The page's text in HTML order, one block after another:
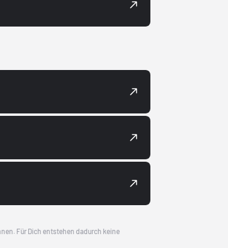
Für Dich entstehen dadurch keine